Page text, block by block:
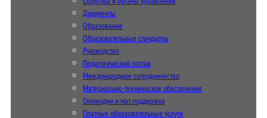
Документы
Образование
Образовательные стандарты
Руководство
Педагогический состав
Международное сотрудничество
Материально-техническое обеспечение
Стипендии и мат. поддержка
Платные образовательные услуги